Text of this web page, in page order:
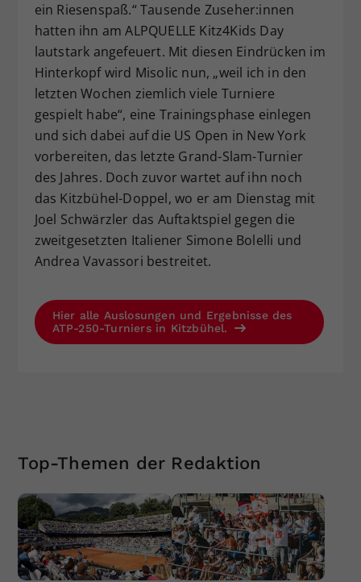
ein Riesenspaß.“ Tausende Zuseher:innen
hatten ihn am ALPQUELLE Kitz4Kids Day
lautstark angefeuert. Mit diesen Eindrücken im
Hinterkopf wird Misolic nun, „weil ich in den
letzten Wochen ziemlich viele Turniere
gespielt habe“, eine Trainingsphase einlegen
und sich dabei auf die US Open in New York
vorbereiten, das letzte Grand-Slam-Turnier
des Jahres. Doch zuvor wartet auf ihn noch
das Kitzbühel-Doppel, wo er am Dienstag mit
Joel Schwärzler das Auftaktspiel gegen die
zweitgesetzten Italiener Simone Bolelli und
Andrea Vavassori bestreitet.
Hier alle Auslosungen und Ergebnisse des
ATP-250-Turniers in Kitzbühel.
Top-Themen der Redaktion